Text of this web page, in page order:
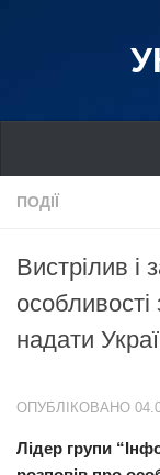
Україна
Дніпро
Львів
Івано-
Донбас
Одеса
ПОДІЇ
Вистрілив і
надати
ОПУБЛІКОВАНО
Лідер групи